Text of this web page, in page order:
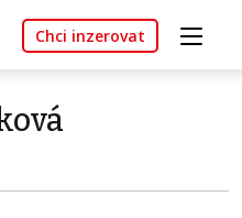
Chci inzerovat